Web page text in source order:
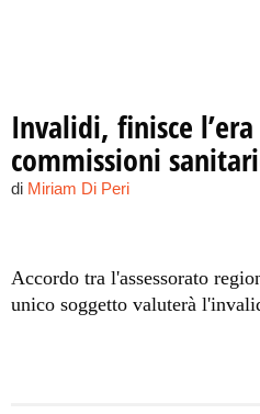
Invalidi, finisce
commissioni
di Miriam Di Peri
Accordo tra l'assessorato
unico soggetto valuterà